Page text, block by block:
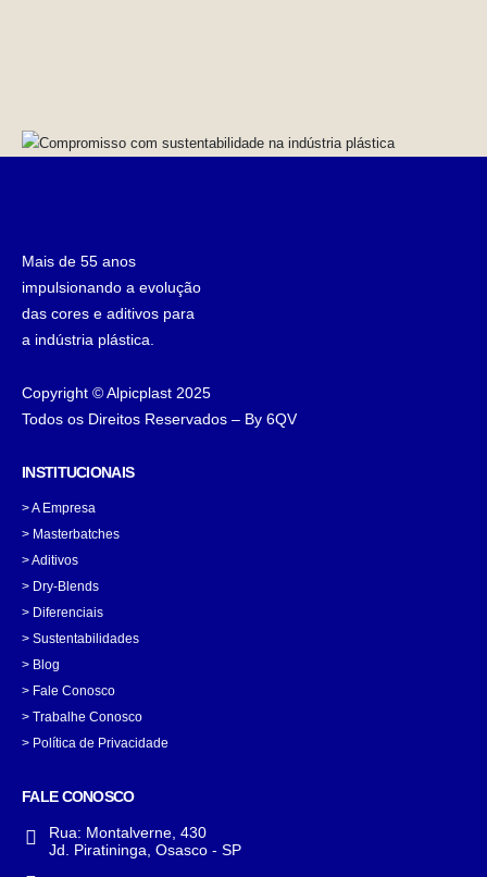
Mais de 55 anos
impulsionando a evolução
das cores e aditivos para
a indústria plástica.
Copyright © Alpicplast 2025
Todos os Direitos Reservados – By 6QV
INSTITUCIONAIS
>A Empresa
> Masterbatches
>Aditivos
> Dry-Blends
> Diferenciais
> Sustentabilidades
> Blog
> Fale Conosco
> Trabalhe Conosco
> Política de Privacidade
FALE CONOSCO
Rua: Montalverne, 430
Jd. Piratininga, Osasco - SP